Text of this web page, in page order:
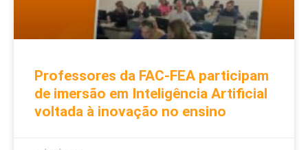
Professores da FAC-FEA participam
de imersão em Inteligência Artificial
voltada à inovação no ensino